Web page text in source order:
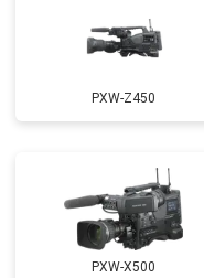
PXW-Z450
PXW-X500